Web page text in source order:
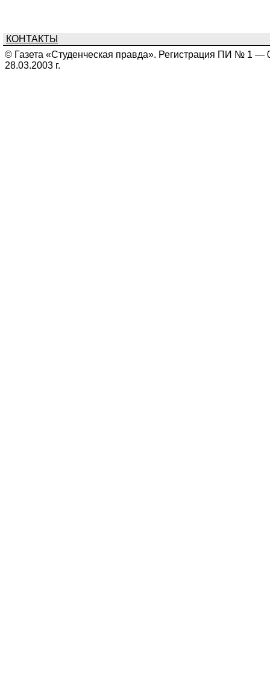
КОНТАКТЫ
© Газета «Студенческая правда». Регистрация ПИ № 1 —
28.03.2003 г.